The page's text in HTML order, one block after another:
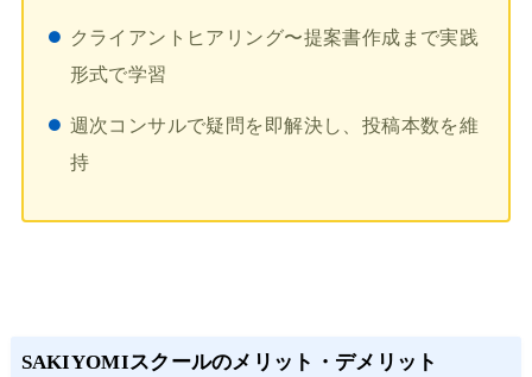
クライアントヒアリング〜提案書作成まで実践
形式で学習
週次コンサルで疑問を即解決し、投稿本数を維
持
SAKIYOMIスクールのメリット・デメリット